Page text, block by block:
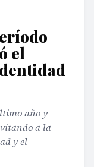
el
año y
a la
y el